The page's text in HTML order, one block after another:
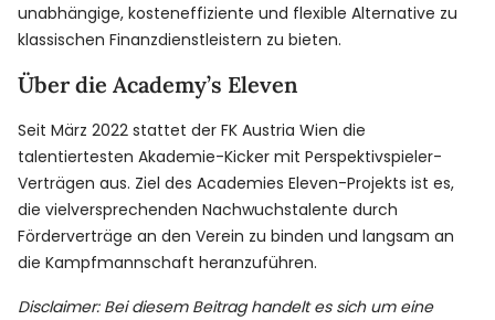
unabhängige, kosteneffiziente und flexible Alternative zu
klassischen Finanzdienstleistern zu bieten.
Über die Academy’s Eleven
Seit März 2022 stattet der FK Austria Wien die
talentiertesten Akademie-Kicker mit Perspektivspieler-
Verträgen aus. Ziel des Academies Eleven-Projekts ist es,
die vielversprechenden Nachwuchstalente durch
Förderverträge an den Verein zu binden und langsam an
die Kampfmannschaft heranzuführen.
Disclaimer: Bei diesem Beitrag handelt es sich um eine